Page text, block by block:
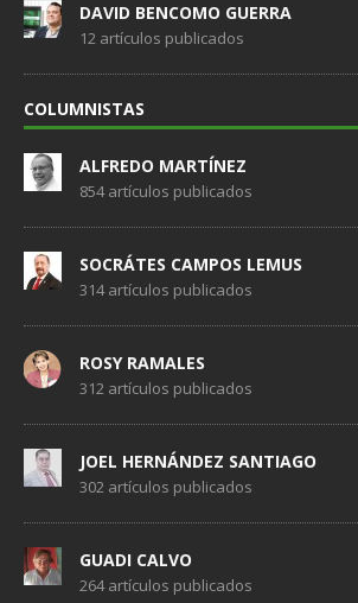
DAVID BENCOMO GUERRA
12 artículos publicados
COLUMNISTAS
ALFREDO MARTÍNEZ
854 artículos publicados
SOCRÁTES CAMPOS LEMUS
314 artículos publicados
ROSY RAMALES
312 artículos publicados
JOEL HERNÁNDEZ SANTIAGO
302 artículos publicados
GUADI CALVO
264 artículos publicados